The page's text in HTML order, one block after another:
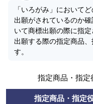
「いろがみ」において
出願がされているのか
いて商標出願の際に指
出願する際の指定商品
す。
指定商品・指
指定商品・指定